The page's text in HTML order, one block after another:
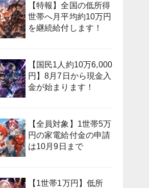
【特報】全国の低所得
世帯へ月平均約10万円
を継続給付します！
【国民1人約10万6,000
円】8月7日から現金入
金が始まります！
【全員対象】1世帯5万
円の家電給付金の申請
は10月9日まで
【1世帯1万円】低所